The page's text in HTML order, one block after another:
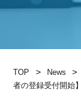
TOP > News >
者の登録受付開始】